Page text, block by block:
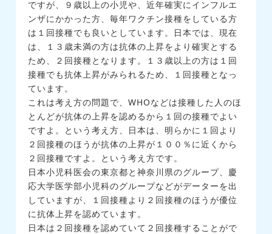
ですが、９歳以上の小児や、近年確実にインフルエ
ンザにかかった方、毎年ワクチン接種をしている方
は１回接種でも良いとしています。日本では、現在
は、１３歳未満の方は抗体の上昇をより確実とする
ため、２回接種となります。１３歳以上の方は１回
接種でも抗体上昇がみられるため、１回接種となっ
ています。
これは考え方の問題で、WHOなどは接種した人のほ
とんどが抗体の上昇を認めるから１回の接種でよい
ですよ。という考え方、日本は、明らかに１回より
２回接種のほうが抗体の上昇が１００％に近くから
２回接種ですよ。という考え方です。
日本小児科医会の東京都と神奈川県のグループ、慶
応大学医学部小児科のグループなどがデーターを出
していますが、１回接種より２回接種のほうが優位
に抗体上昇を認めています。
日本は２回接種を認めていて２回接種することがで